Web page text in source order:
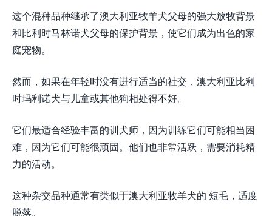
这个混种品种继承了澳大利亚牧羊犬父母的强大放牧背景
和比利时马林诺犬父母的保护背景，使它们成为出色的家
庭宠物。
然而，如果在年轻时没有进行适当的社交，澳大利亚比利
时玛利诺犬与儿童或其他狗相处得不好。
它们最适合经验丰富的训犬师，因为训练它们可能相当困
难，因为它们可能很顽固。他们也非常活跃，需要消耗精
力的活动。
这种杂交品种通常有类似于澳大利亚牧羊犬的 短毛，适度
脱落。